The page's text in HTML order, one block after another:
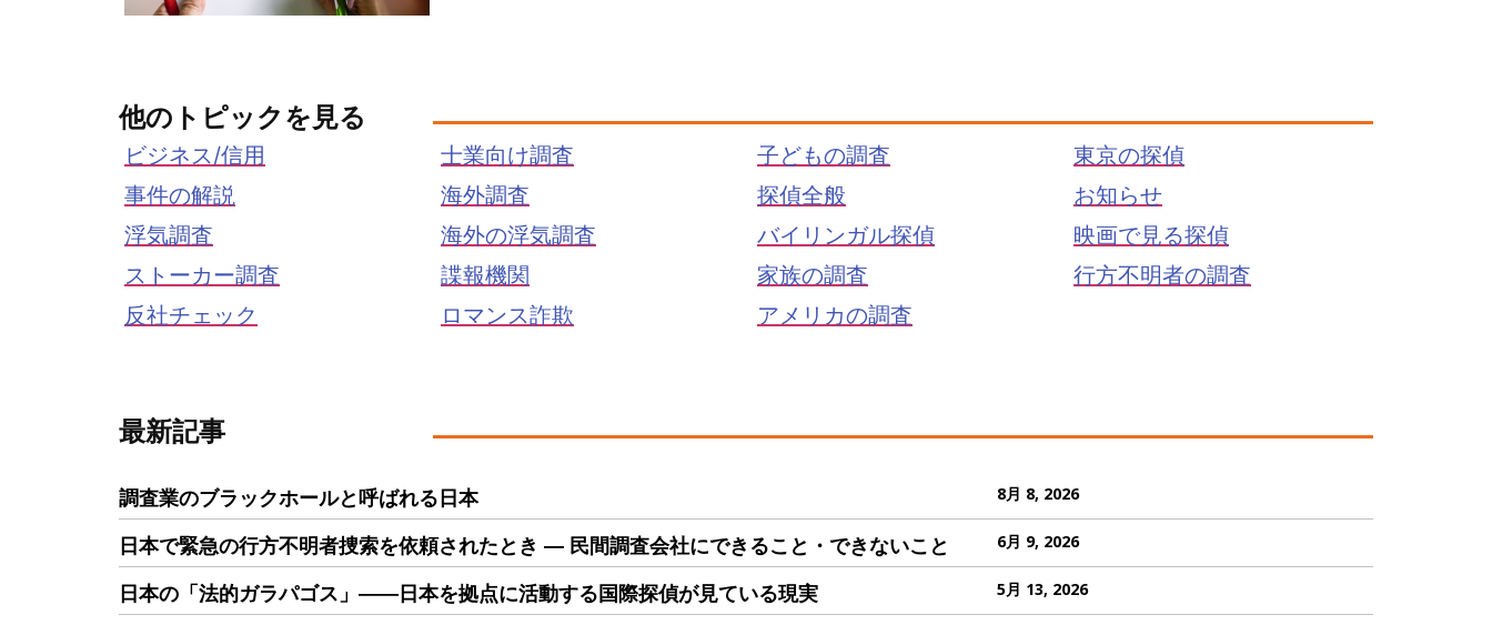
他のトピックを見る
ビジネス/信用
事件の解説
浮気調査
ストーカー調査
反社チェック
士業向け調査
海外調査
海外の浮気調査
諜報機関
ロマンス詐欺
子どもの調査
探偵全般
バイリンガル探偵
家族の調査
アメリカの調査
東京の探偵
お知らせ
映画で見る探偵
行方不明者の調査
最新記事
調査業のブラックホールと呼ばれる日本 8月 8, 2026
日本で緊急の行方不明者捜索を依頼されたとき ― 民間調査会社にできること・できないこと 6月 9, 2026
日本の「法的ガラパゴス」――日本を拠点に活動する国際探偵が見ている現実 5月 13, 2026